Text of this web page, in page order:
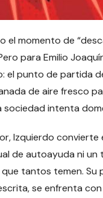
momento de
para Emilio
punto de partida
de aire fresco
intenta
Izquierdo convierte
de autoayuda ni
tantos temen. Su
se enfrenta